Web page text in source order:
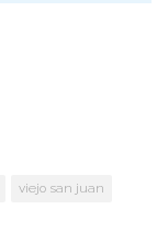
viejo san juan